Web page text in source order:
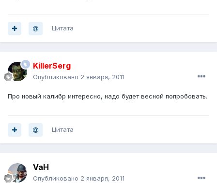
Цитата
KillerSerg
Опубликовано 2 января, 2011
Про новый калибр интересно, надо будет весной попробовать.
Цитата
VaH
Опубликовано 2 января, 2011